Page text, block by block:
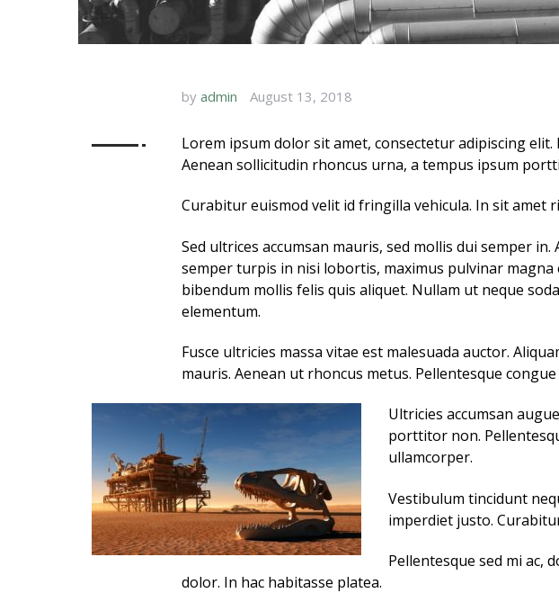
by admin August 13, 2018
Lorem ipsum dolor sit amet, consectetur adipiscing
Aenean sollicitudin rhoncus urna, a tempus ipsum
Curabitur euismod velit id fringilla vehicula. In sit amet
Sed ultrices accumsan mauris, sed mollis dui semper
semper turpis in nisi lobortis, maximus pulvinar
bibendum mollis felis quis aliquet. Nullam ut neque
elementum.
Fusce ultricies massa vitae est malesuada auctor.
mauris. Aenean ut rhoncus metus. Pellentesque
Ultricies accumsan
porttitor non.
ullamcorper.
Vestibulum tincidunt
imperdiet justo.
Pellentesque sed mi ac,
dolor. In hac habitasse platea.